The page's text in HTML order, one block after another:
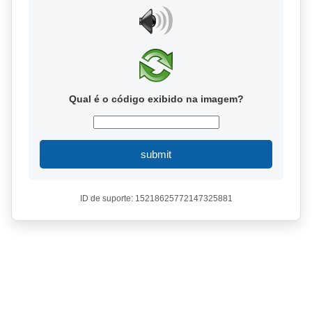
Qual é o código exibido na imagem?
submit
ID de suporte: 15218625772147325881